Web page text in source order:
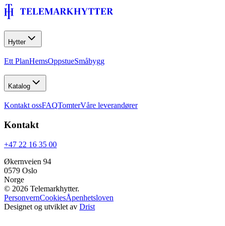
Hytter
Ett PlanHemsOppstueSmåbygg
Katalog
Kontakt ossFAQTomterVåre leverandører
Kontakt
+47 22 16 35 00
Økernveien 94
0579 Oslo
Norge
© 2026 Telemarkhytter.
PersonvernCookiesÅpenhetsloven
Designet og utviklet av Drist